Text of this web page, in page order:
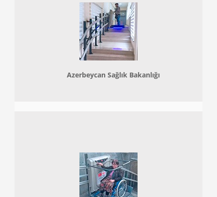
Azerbeycan Sağlık Bakanlığı